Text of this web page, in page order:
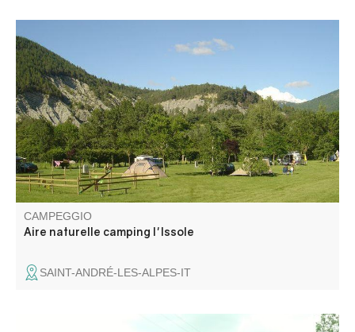
L'Aire naturelle de l'Issole è un piccolo campeggio dotato
di tutti i servizi, situato a 10 minuti a piedi dal centro del
paese, lungo il fiume. Vicino al lago di Castillon. Atmosfera
calma e tranquilla, rigenerante… nel cuore delle
montagne del Verdon.
CAMPEGGIO
Aire naturelle camping l'Issole
SAINT-ANDRÉ-LES-ALPES-IT